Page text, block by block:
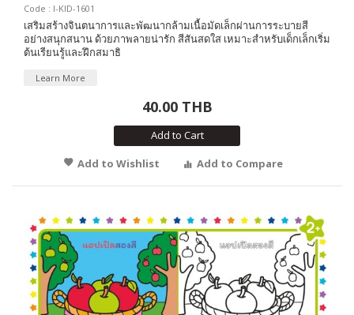
Code : I-KID-1601
เสริมสร้างจินตนาการและพัฒนากล้ามเนื้อมัดเล็กผ่านการระบายสี
อย่างสนุกสนาน ด้วยภาพลายน่ารัก สีสันสดใส เหมาะสำหรับเด็กเล็กเริ่ม
ต้นเรียนรู้และฝึกสมาธิ
Learn More
40.00 THB
Add to Cart
Add to Wishlist
Add to Compare